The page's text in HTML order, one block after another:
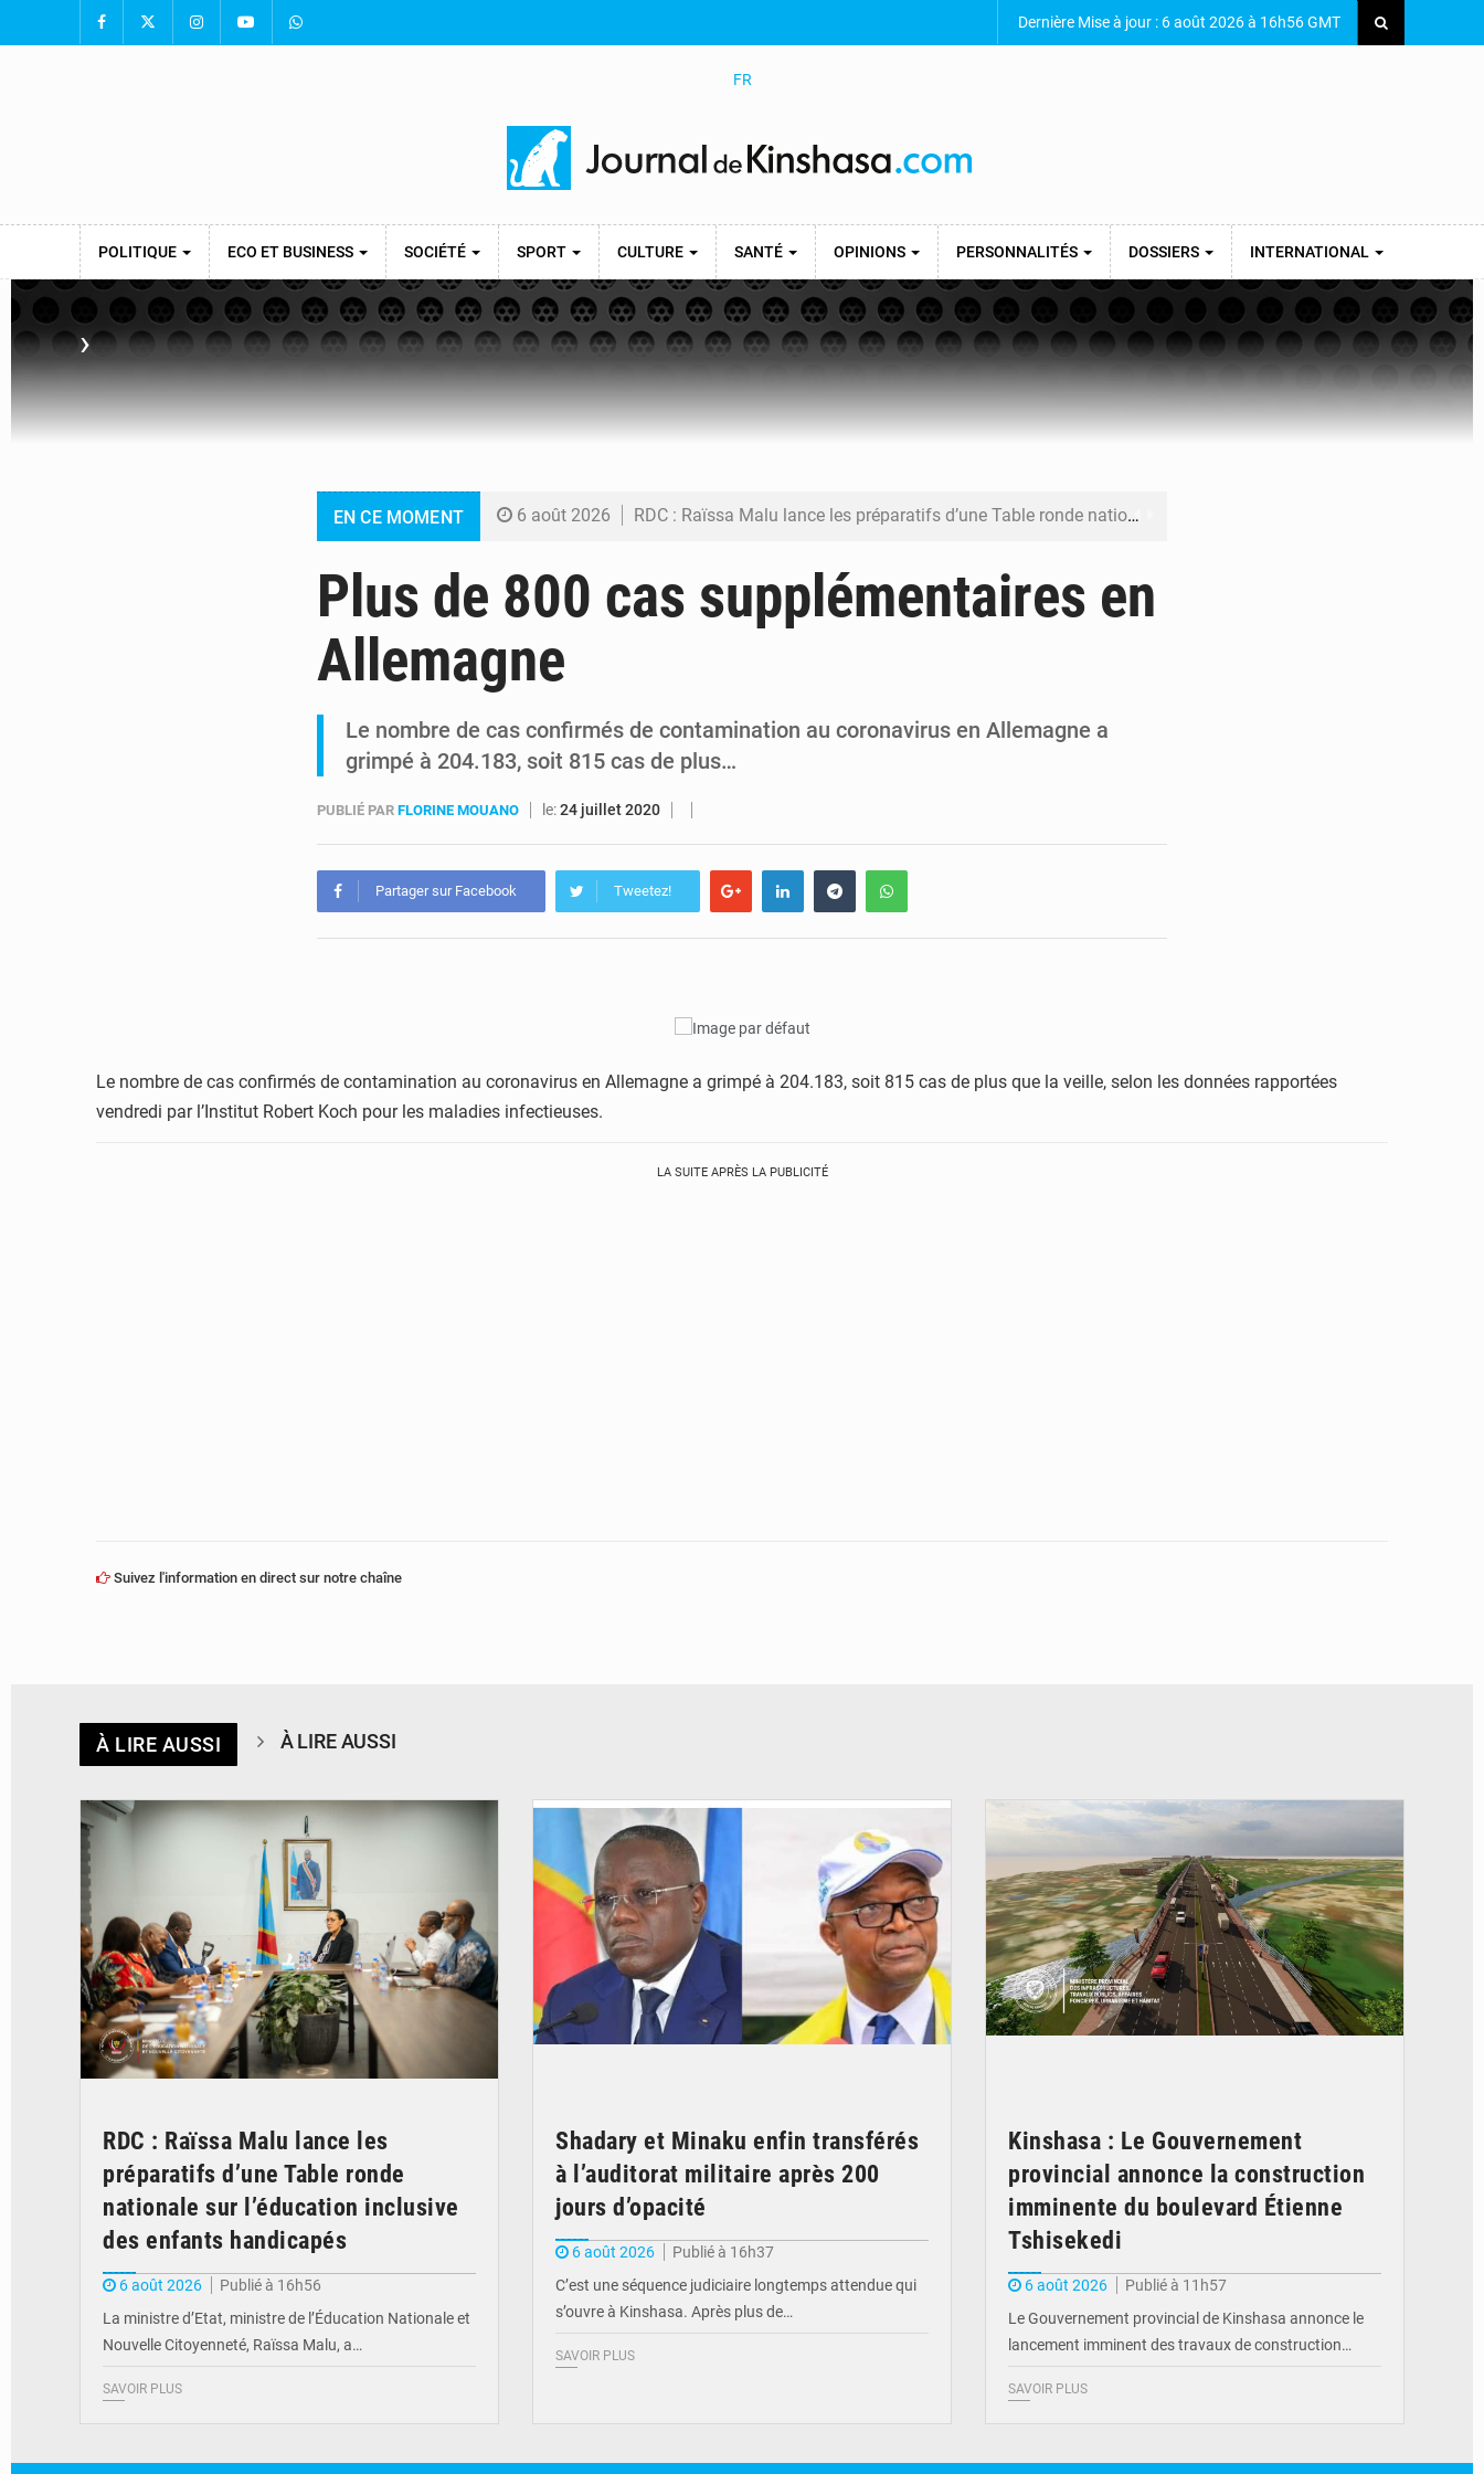
Dernière Mise à jour : 6 août 2026 à 16h56 GMT
FR
POLITIQUE ECO ET BUSINESS SOCIÉTÉ SPORT CULTURE SANTÉ OPINIONS PERSONNALITÉS DOSSIERS INTERNATIONAL
›
EN CE MOMENT 6 août 2026 RDC : Raïssa Malu lance les préparatifs d’une Table ronde nationale sur l’éducation inclusive des enfants handicapés
6 août 2026 Kinshasa : Le Gouvernement provincial annonce la construction imminente du boulevard Étienne Tshisekedi
6 août 2026
Plus de 800 cas supplémentaires en
Allemagne
Le nombre de cas confirmés de contamination au coronavirus en Allemagne a
grimpé à 204.183, soit 815 cas de plus…
PUBLIÉ PAR FLORINE MOUANO le:24 juillet 2020
Partager sur Facebook Tweetez!
Le nombre de cas confirmés de contamination au coronavirus en Allemagne a grimpé à 204.183, soit 815 cas de plus que la veille, selon les données rapportées
vendredi par l’Institut Robert Koch pour les maladies infectieuses.
LA SUITE APRÈS LA PUBLICITÉ
Suivez l'information en direct sur notre chaîne
À LIRE AUSSI À LIRE AUSSI
RDC : Raïssa Malu lance les
préparatifs d’une Table ronde
nationale sur l’éducation inclusive
des enfants handicapés
6 août 2026
Publié à 16h56
La ministre d’Etat, ministre de l’Éducation Nationale et
Nouvelle Citoyenneté, Raïssa Malu, a…
SAVOIR PLUS
Shadary et Minaku enfin transférés
à l’auditorat militaire après 200
jours d’opacité
6 août 2026
Publié à 16h37
C’est une séquence judiciaire longtemps attendue qui
s’ouvre à Kinshasa. Après plus de…
SAVOIR PLUS
Kinshasa : Le Gouvernement
provincial annonce la construction
imminente du boulevard Étienne
Tshisekedi
6 août 2026
Publié à 11h57
Le Gouvernement provincial de Kinshasa annonce le
lancement imminent des travaux de construction…
SAVOIR PLUS